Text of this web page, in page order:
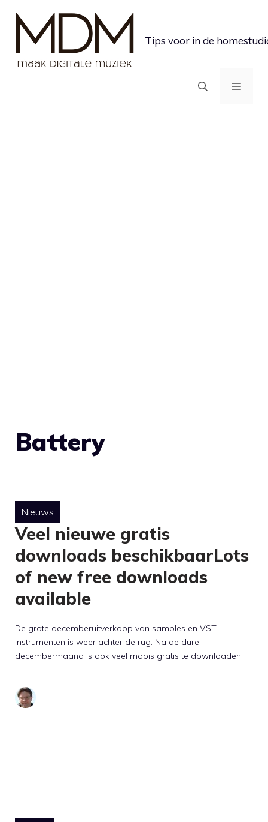
inhoud
Tips voor in de
MENU
Battery
Nieuws
Veel nieuwe gratis
downloads beschikbaarLots
of new free downloads
available
De grote decemberuitverkoop van samples en VST-
instrumenten is weer achter de rug. Na de dure
decembermaand is ook veel moois gratis te downloaden.